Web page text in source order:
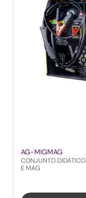
AG-MIGMAG
CONJUNTO
E MAG